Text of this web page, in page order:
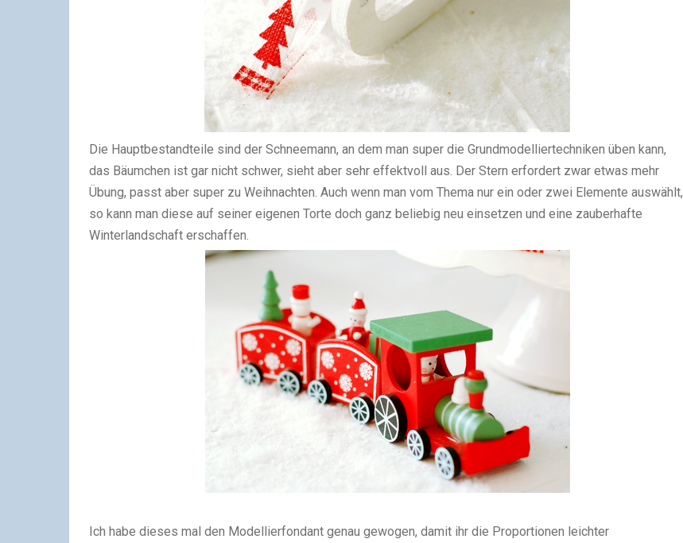
Die Hauptbestandteile sind der Schneemann, an dem man super die Grundmodelliertechniken üben kann,
das Bäumchen ist gar nicht schwer, sieht aber sehr effektvoll aus. Der Stern erfordert zwar etwas mehr
Übung, passt aber super zu Weihnachten. Auch wenn man vom Thema nur ein oder zwei Elemente auswählt,
so kann man diese auf seiner eigenen Torte doch ganz beliebig neu einsetzen und eine zauberhafte
Winterlandschaft erschaffen.
Ich habe dieses mal den Modellierfondant genau gewogen, damit ihr die Proportionen leichter